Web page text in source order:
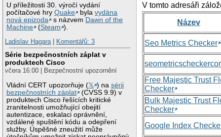
U příležitosti 30. výročí vydání
počítačové hryQuake bylavydána
nová epizoda
s názvem Dawn of the
Machine
(Steam ).
Ladislav Hagara| Komentářů: 3
Série bezpečnostních záplat v
produktech Cisco
včera 16:00 | Bezpečnostní upozornění
Vládní CERT upozorňuje (𝕏 ) nasérii
bezpečnostních záplat
(CVSS 9.9) v
produktech Cisco řešících kritické
zranitelnosti umožňující obejití
autentizace, eskalaci oprávnění,
vzdálené spuštění kódu a odepření
služby. Úspěšné zneužití může
V tomto adresáři
Název
Seo Metrics Checker
Free Majestic Trust
Checker
Bulk Majestic Trust
Checker
Google Index